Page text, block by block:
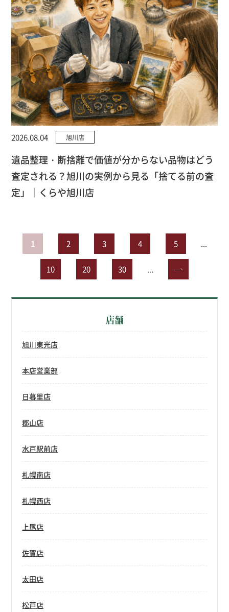
2026.08.04 旭川店
遺品整理・断捨離で価値が分からない品物はどう
査定される？旭川の実例から見る「捨てる前の査
定」｜くらや旭川店
1 2 3 4 5 ...
10 20 30 ... »
店舗
旭川東光店
本店営業部
日暮里店
郡山店
水戸駅前店
札幌南店
札幌西店
上尾店
佐賀店
太田店
松戸店